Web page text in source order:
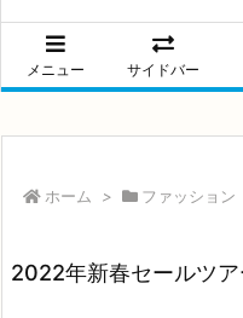
メニュー サイドバー
ホーム > ファッション
2022年新春セールツア